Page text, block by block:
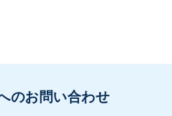
のお問い合わせ